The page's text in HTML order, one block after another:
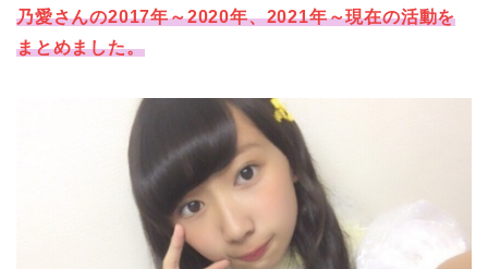
乃愛さんの2017年～2020年、2021年～現在の活動を
まとめました。